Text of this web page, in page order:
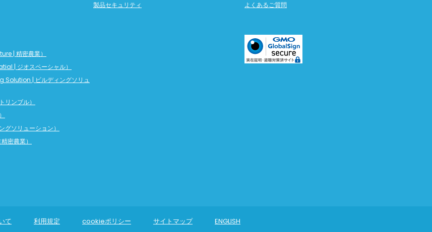
製品セキュリティ
よくあるご質問
| 精密農業）
| ジオスペーシャル）
Solution | ビルディングソリュ
リンブル）
グソリューション）
密農業）
て 利用規定 cookieポリシー サイトマップ ENGLISH